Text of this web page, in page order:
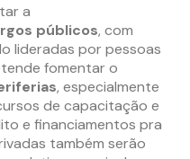
a
públicos, com
lideradas por pessoas
fomentar o
, especialmente
de capacitação e
e financiamentos pra
também serão